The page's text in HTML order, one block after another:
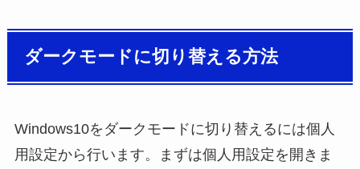
ダークモードに切り替える方法
Windows10をダークモードに切り替えるには個人
用設定から行います。まずは個人用設定を開きま